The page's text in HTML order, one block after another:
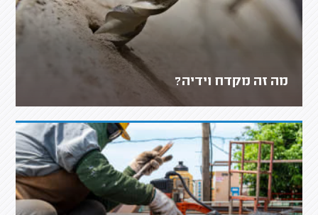
מה זה מקדח וידיה?